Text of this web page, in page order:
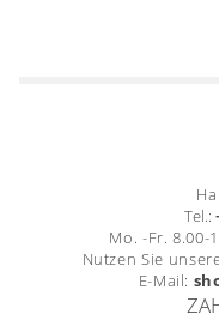
Tel.:
Mo. -Fr. 8.00-
Nutzen Sie
E-Mail: